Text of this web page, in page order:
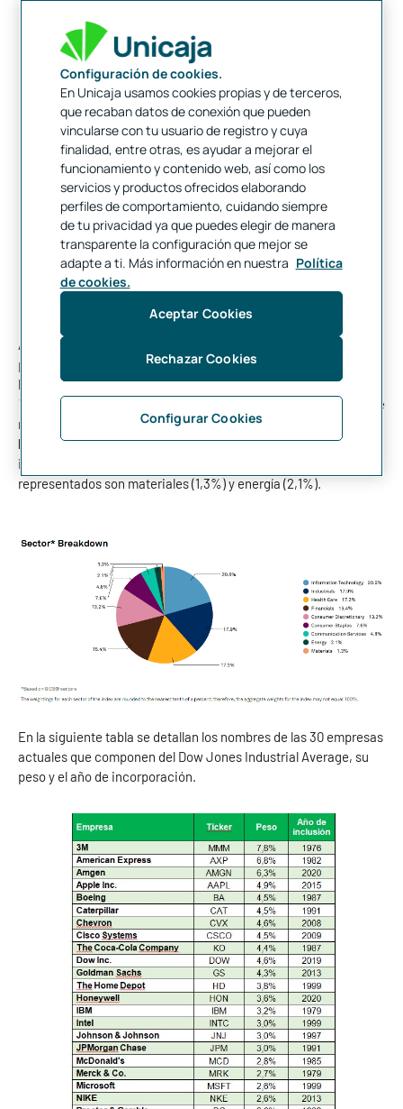
A nivel sectorial, se encuentran representados todos los
principales sectores, con excepción del transporte y
los cuales se cubren en sus índices respectivos (Dow Jones
Transportation Average
). A cierre de
marzo de 2021, los principales sectores que componen el índice
Dow Jones Industrial Averageson tecnología (20,6%),
industrial (17,79%) y salud (17,2%), mientras que los menos
representados son materiales (1,3%) y energía (2,1%).
En la siguiente tabla se detallan los nombres de las 30 empresas
actuales que componen del Dow Jones Industrial Average, su
peso y el año de incorporación.
Configuración de cookies.
En Unicaja usamos cookies propias y de terceros,
que recaban datos de conexión que pueden
vincularse con tu usuario de registro y cuya
finalidad, entre otras, es ayudar a mejorar el
funcionamiento y contenido web, así como los
servicios y productos ofrecidos elaborando
perfiles de comportamiento, cuidando siempre
de tu privacidad ya que puedes elegir de manera
transparente la configuración que mejor se
adapte a ti. Más información en nuestra Política
de cookies.
Configurar Cookies
Rechazar Cookies
Aceptar Cookies